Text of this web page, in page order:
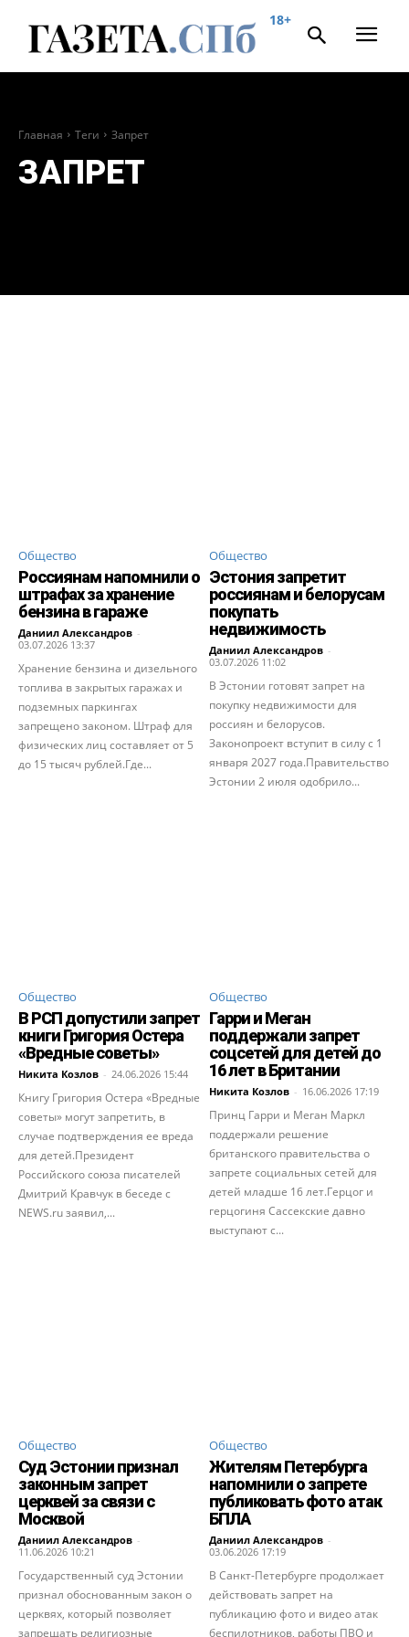
18+
Главная Теги Запрет
ЗАПРЕТ
Общество
Россиянам напомнили о
штрафах за хранение
бензина в гараже
Даниил Александров -
03.07.2026 13:37
Хранение бензина и дизельного
топлива в закрытых гаражах и
подземных паркингах
запрещено законом. Штраф для
физических лиц составляет от 5
до 15 тысяч рублей.Где...
Общество
Эстония запретит
россиянам и белорусам
покупать
недвижимость
Даниил Александров -
03.07.2026 11:02
В Эстонии готовят запрет на
покупку недвижимости для
россиян и белорусов.
Законопроект вступит в силу с 1
января 2027 года.Правительство
Эстонии 2 июля одобрило...
Общество
В РСП допустили запрет
книги Григория Остера
«Вредные советы»
Никита Козлов - 24.06.2026 15:44
Книгу Григория Остера «Вредные
советы» могут запретить, в
случае подтверждения ее вреда
для детей.Президент
Российского союза писателей
Дмитрий Кравчук в беседе с
NEWS.ru заявил,...
Общество
Гарри и Меган
поддержали запрет
соцсетей для детей до
16 лет в Британии
Никита Козлов - 16.06.2026 17:19
Принц Гарри и Меган Маркл
поддержали решение
британского правительства о
запрете социальных сетей для
детей младше 16 лет.Герцог и
герцогиня Сассекские давно
выступают с...
Общество
Суд Эстонии признал
законным запрет
церквей за связи с
Москвой
Даниил Александров -
11.06.2026 10:21
Государственный суд Эстонии
признал обоснованным закон о
церквях, который позволяет
запрещать религиозные
Общество
Жителям Петербурга
напомнили о запрете
публиковать фото атак
БПЛА
Даниил Александров -
03.06.2026 17:19
В Санкт-Петербурге продолжает
действовать запрет на
публикацию фото и видео атак
беспилотников, работы ПВО и